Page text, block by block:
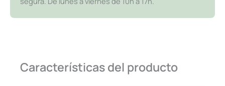
Características del producto